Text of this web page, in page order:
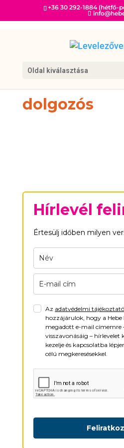
+36 30 292-1884 (hétfő-
Oldal kiválasztása
dolgozós
Hírlevél
Értesülj időben milyen
Az adatvédelmi
hozzájárulok, hogy a
megadott e-mail címemre
visszavonásáig –
kezelje és kapcsolatba
célú megkeresésekkel.